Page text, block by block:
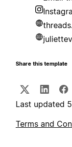
Share this template
Last updated
Terms and